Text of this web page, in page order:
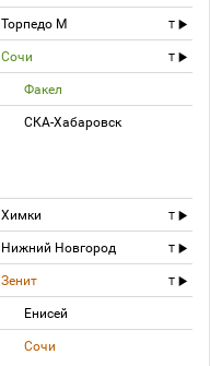
Торпедо М
T
Сочи
T
Факел
СКА-Хабаровск
Химки
T
Нижний Новгород
T
Зенит
T
Енисей
Сочи